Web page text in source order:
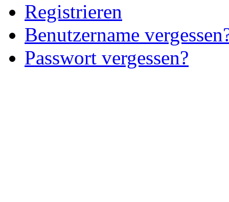
Registrieren
Benutzername
Passwort vergessen?